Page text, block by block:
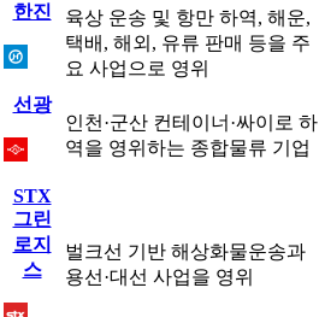
한진
육상 운송 및 항만 하역, 해운,
택배, 해외, 유류 판매 등을 주
요 사업으로 영위
선광
인천·군산 컨테이너·싸이로 하
역을 영위하는 종합물류 기업
STX
그린
로지
스
벌크선 기반 해상화물운송과
용선·대선 사업을 영위